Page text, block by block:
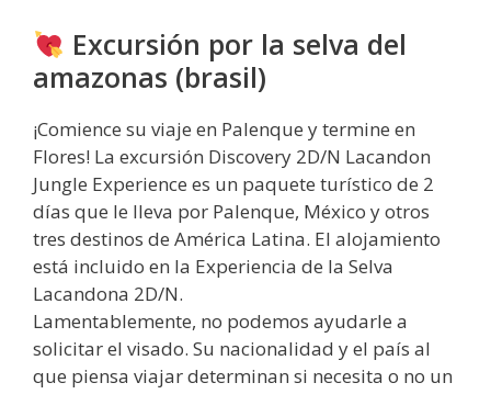
Excursión por la selva del
amazonas (brasil)
¡Comience su viaje en Palenque y termine en
Flores! La excursión Discovery 2D/N Lacandon
Jungle Experience es un paquete turístico de 2
días que le lleva por Palenque, México y otros
tres destinos de América Latina. El alojamiento
está incluido en la Experiencia de la Selva
Lacandona 2D/N.
Lamentablemente, no podemos ayudarle a
solicitar el visado. Su nacionalidad y el país al
que piensa viajar determinan si necesita o no un